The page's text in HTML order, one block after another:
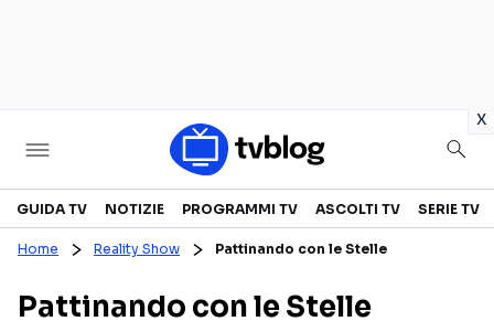
x
Televisione
CANALI TV
SERIE TV
GUIDA TV NOTIZIE PROGRAMMI TV ASCOLTI TV SERIE TV
Home Reality Show Pattinando con le Stelle
Pattinando con le Stelle